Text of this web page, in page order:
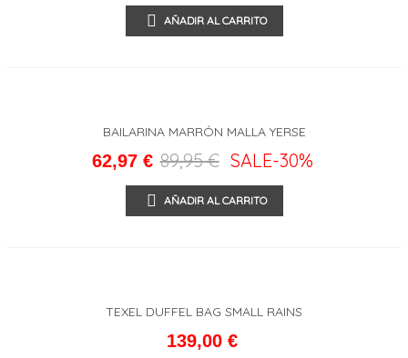
AÑADIR AL CARRITO
BAILARINA MARRÓN MALLA YERSE
62,97 € 89,95 € SALE-30%
AÑADIR AL CARRITO
TEXEL DUFFEL BAG SMALL RAINS
139,00 €